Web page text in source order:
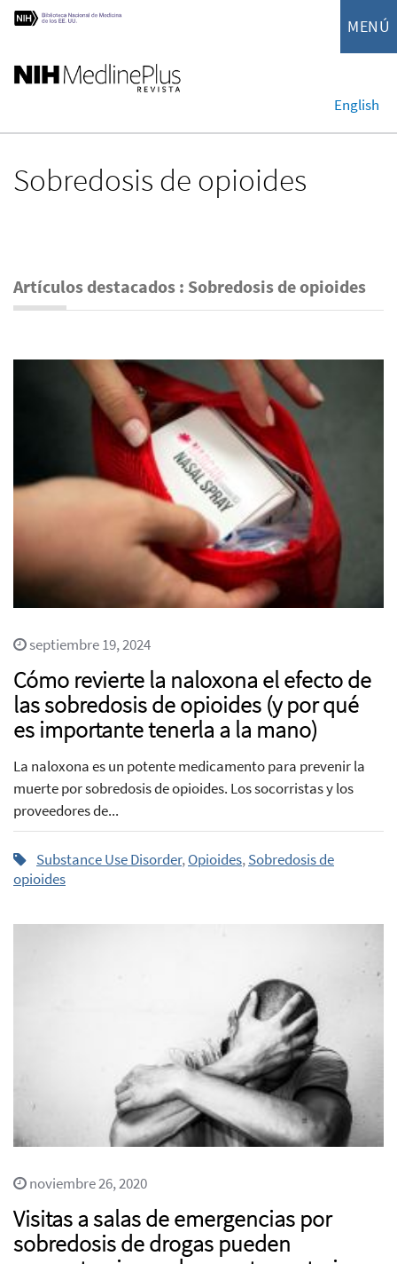
MENÚ
English
Sobredosis de opioides
Artículos destacados : Sobredosis de opioides
septiembre 19, 2024
Cómo revierte la naloxona el efecto de
las sobredosis de opioides (y por qué
es importante tenerla a la mano)
La naloxona es un potente medicamento para prevenir la
muerte por sobredosis de opioides. Los socorristas y los
proveedores de...
Substance Use Disorder,Opioides,Sobredosis de
opioides
noviembre 26, 2020
Visitas a salas de emergencias por
sobredosis de drogas pueden